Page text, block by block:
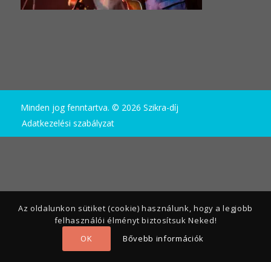
Minden jog fenntartva. © 2026 Szikra-díj
Adatkezelési szabályzat
Az oldalunkon sütiket (cookie) használunk, hogy a legjobb
felhasználói élményt biztosítsuk Neked!
OK
Bővebb információk